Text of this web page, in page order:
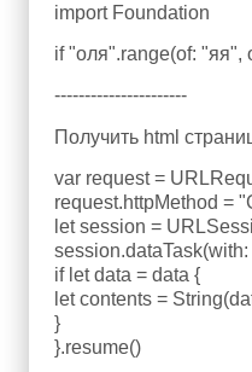
import Foundation
if "оля".range(of: "яя",
----------------------
Получить html
var request =
request.httpMethod =
let session =
if let data = data {
let contents =
}
}.resume()